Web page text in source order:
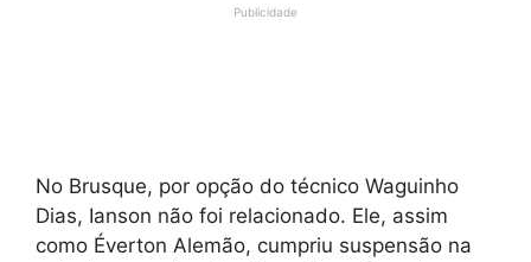
Publicidade
No Brusque, por opção do técnico Waguinho
Dias, Ianson não foi relacionado. Ele, assim
como Éverton Alemão, cumpriu suspensão na